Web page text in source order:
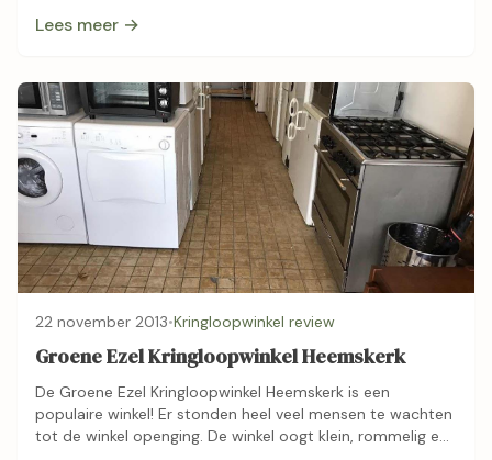
Lees meer →
22 november 2013•Kringloopwinkel review
Groene Ezel Kringloopwinkel Heemskerk
De Groene Ezel Kringloopwinkel Heemskerk is een
populaire winkel! Er stonden heel veel mensen te wachten
tot de winkel openging. De winkel oogt klein, rommelig en